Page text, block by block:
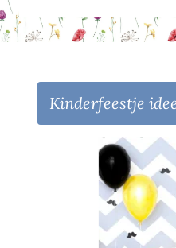
Kinderfeestje